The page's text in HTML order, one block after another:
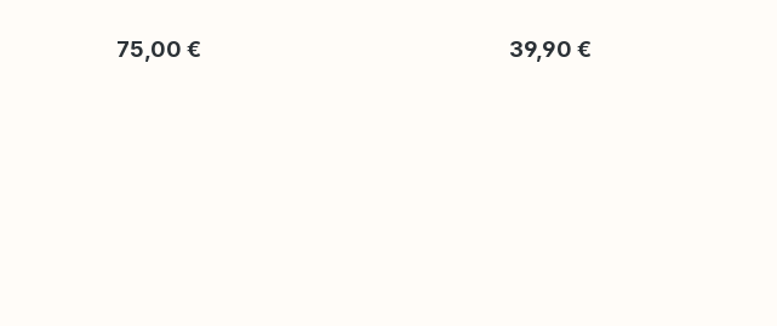
Regulärer Preis:
75,00 € Regulärer Preis:
39,90 €